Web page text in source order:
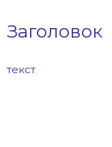
Заголовок
текст